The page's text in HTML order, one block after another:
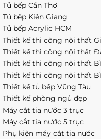
Tủ bếp Cần Thơ
Tủ bếp Kiên Giang
Tủ bếp Acrylic HCM
Thiết kế thi công nội thất
Thiết kế thi công nội thất
Thiết kế thi công nội thất
Thiết kế thi công nội thất
Thiết kế tủ bếp Vũng Tàu
Thiết kế phòng ngủ đẹp
Máy cắt tia nước 3 trục
Máy cắt tia nước 5 trục
Phụ kiện máy cắt tia nước